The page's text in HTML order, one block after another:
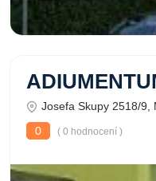
Josefa Skupy 2518/9,
0
( 0 hodnocení )